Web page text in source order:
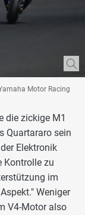
Motor Racing
die zickige M1
Quartararo sein
Elektronik
Kontrolle zu
im
Weniger
V4-Motor also